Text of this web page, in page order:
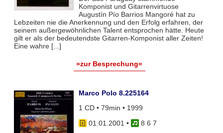
Komponist und Gitarrenvirtuose
Augustín Pío Barrios Mangoré hat zu
Lebzeiten nie die Anerkennung und den Erfolg erfahren, der
seinem außergewöhnlichen Talent entsprochen hätte. Heute
gilt er als der bedeutendste Gitarren-Komponist aller Zeiten!
Eine wahre [...]
»zur Besprechung«
Marco Polo 8.225164
1 CD • 79min • 1999
01.01.2001 •
8 6 7